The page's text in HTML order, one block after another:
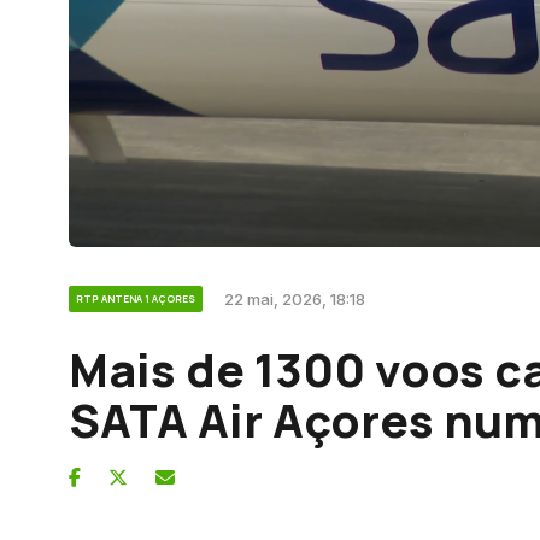
RTP ANTENA 1 AÇORES 22 mai, 2026, 18:18
Mais de 1300 voos
SATA Air Açores